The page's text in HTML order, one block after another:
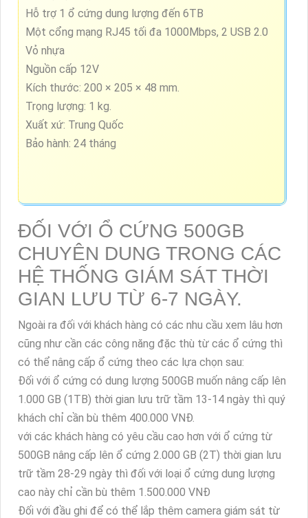
Hỗ trợ 1 ổ cứng dung lượng đến 6TB
Một cổng mạng RJ45 tối đa 1000Mbps, 2 USB 2.0
Vỏ nhựa
Nguồn cấp 12V
Kích thước: 200 × 205 × 48 mm.
Trọng lượng: 1 kg.
Xuất xứ: Trung Quốc
Bảo hành: 24 tháng
ĐỐI VỚI Ổ CỨNG 500GB
CHUYÊN DUNG TRONG CÁC
HỆ THỐNG GIÁM SÁT THỜI
GIAN LƯU TỪ 6-7 NGÀY.
Ngoài ra đối với khách hàng có các nhu cầu xem lâu hơn
cũng như cần các công năng đặc thù từ các ổ cứng thì
có thể nâng cấp ổ cứng theo các lựa chọn sau:
Đối với ổ cứng có dung lượng 500GB muốn nâng cấp lên
1.000 GB (1TB) thời gian lưu trữ tầm 13-14 ngày thì quý
khách chỉ cần bù thêm 400.000 VNĐ.
với các khách hàng có yêu cầu cao hơn với ổ cứng từ
500GB nâng cấp lên ổ cứng 2.000 GB (2T) thời gian lưu
trữ tầm 28-29 ngày thì đối với loại ổ cứng dung lượng
cao này chỉ cần bù thêm 1.500.000 VNĐ
Đối với đầu ghi để có thể lắp thêm camera giám sát từ